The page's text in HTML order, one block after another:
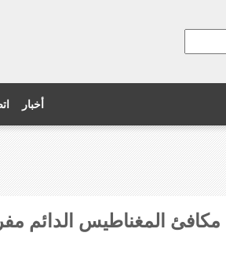
أخبار